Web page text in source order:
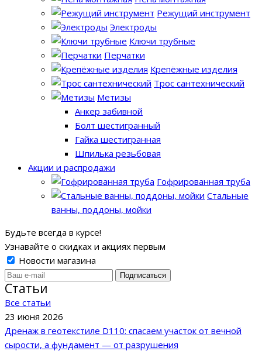
Режущий инструмент
Электроды
Ключи трубные
Перчатки
Крепёжные изделия
Трос сантехнический
Метизы
Анкер забивной
Болт шестигранный
Гайка шестигранная
Шпилька резьбовая
Акции и распродажи
Гофрированная труба
Стальные
ванны, поддоны, мойки
Будьте всегда в курсе!
Узнавайте о скидках и акциях первым
Новости магазина
Статьи
Все cтатьи
23 июня 2026
Дренаж в геотекстиле D110: спасаем участок от вечной
сырости, а фундамент — от разрушения